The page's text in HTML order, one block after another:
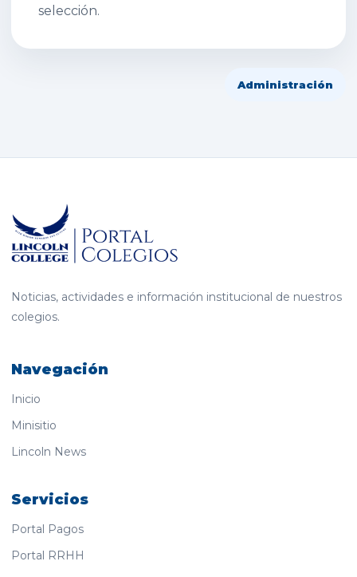
selección.
Administración
Noticias, actividades e información institucional de nuestros
colegios.
Navegación
Inicio
Minisitio
Lincoln News
Servicios
Portal Pagos
Portal RRHH